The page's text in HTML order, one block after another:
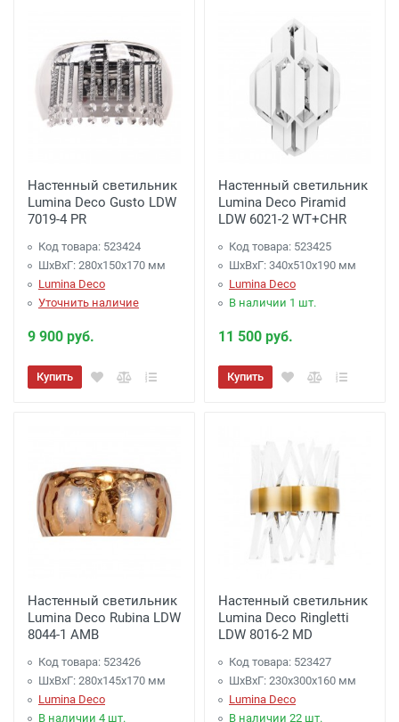
Настенный светильник
Lumina Deco Gusto LDW
7019-4 PR
Код товара: 523424
ШхВхГ: 280x150x170 мм
Lumina Deco
Уточнить наличие
9 900 руб.
Купить
Настенный светильник
Lumina Deco Piramid
LDW 6021-2 WT+CHR
Код товара: 523425
ШхВхГ: 340x510x190 мм
Lumina Deco
В наличии 1 шт.
11 500 руб.
Купить
Настенный светильник
Lumina Deco Rubina LDW
8044-1 AMB
Код товара: 523426
ШхВхГ: 280x145x170 мм
Lumina Deco
В наличии 4 шт.
Настенный светильник
Lumina Deco Ringletti
LDW 8016-2 MD
Код товара: 523427
ШхВхГ: 230x300x160 мм
Lumina Deco
В наличии 22 шт.